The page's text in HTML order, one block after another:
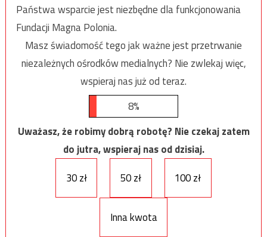
Państwa wsparcie jest niezbędne dla funkcjonowania
Fundacji Magna Polonia.
Masz świadomość tego jak ważne jest przetrwanie
niezależnych ośrodków medialnych? Nie zwlekaj więc,
wspieraj nas już od teraz.
8%
Uważasz, że robimy dobrą robotę? Nie czekaj zatem
do jutra, wspieraj nas od dzisiaj.
30 zł
50 zł 100 zł
Inna kwota